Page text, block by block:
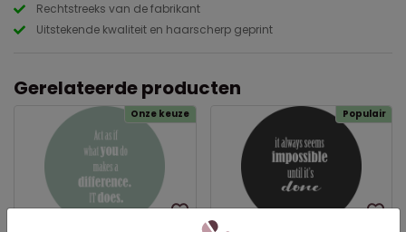
Rechtstreeks van de fabrikant
Uitstekende kwaliteit en haarscherp geprint
Gerelateerde producten
Onze keuze Populair